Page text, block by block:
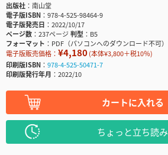
出版社
南山堂
電子版ISBN
978-4-525-98464-9
電子版発売日
2022/10/17
ページ数
237ページ判型
B5
フォーマット
PDF（パソコンへのダウンロード不可）
電子版販売価格： ¥4,180(本体¥3,800＋税10％)
印刷版ISBN
978-4-525-50471-7
印刷版発行年月
2022/10
カートに入れる
ちょっと立ち読み